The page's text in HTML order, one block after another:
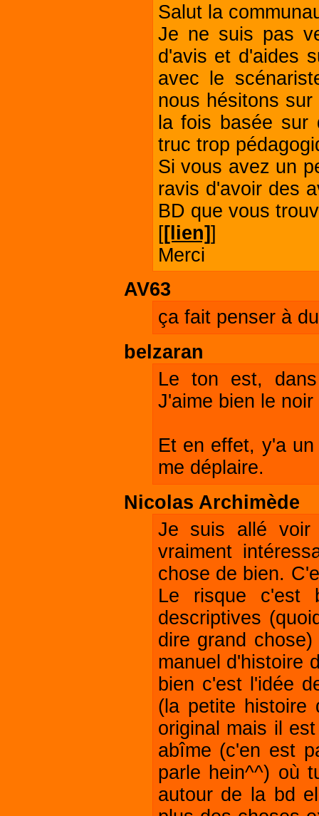
Salut la
Je ne suis pas
d'avis et d'aides
avec le
nous hésitons
la fois basée
truc trop
Si vous avez un
ravis d'avoir des
BD que vous
[[lien]]
Merci
AV63
ça fait penser à
belzaran
Le ton est,
J'aime bien le
Et en effet, y'a
me déplaire.
Nicolas Archimède
Je suis allé voir
vraiment
chose de bien.
Le risque c'est
descriptives
dire grand
manuel d'histoire
bien c'est l'idée
(la petite histoire
original mais il
abîme (c'en est
parle hein^^) où
autour de la bd